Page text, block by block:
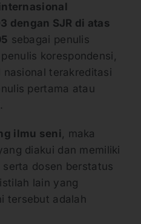
dengan SJR di atas
sebagai penulis
korespondensi,
terakreditasi
pertama atau
ilmu seni , maka
diakui dan memiliki
dosen berstatus
lain yang
tersebut adalah